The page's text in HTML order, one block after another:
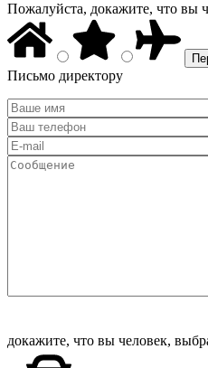
Пожалуйста, докажите, что вы
Письмо директору
докажите, что вы человек,